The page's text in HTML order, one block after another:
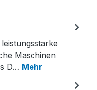
Maschinen
D… Mehr